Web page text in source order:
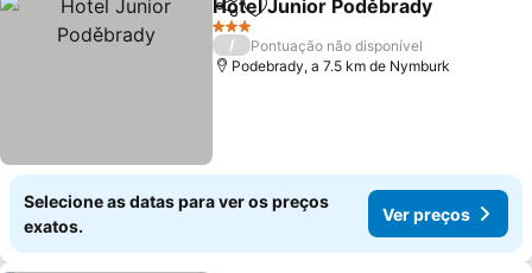
PartilharAdicionar aos favoritos
Hotel Junior Poděbrady
3 Estrelas
/
Pontuação não disponível
Podebrady, a 7.5 km de Nymburk
Selecione as datas para ver os preços
exatos.
Ver preços